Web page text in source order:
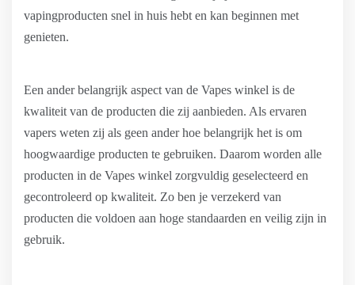
vapingproducten snel in huis hebt en kan beginnen met
genieten.
Een ander belangrijk aspect van de Vapes winkel is de
kwaliteit van de producten die zij aanbieden. Als ervaren
vapers weten zij als geen ander hoe belangrijk het is om
hoogwaardige producten te gebruiken. Daarom worden alle
producten in de Vapes winkel zorgvuldig geselecteerd en
gecontroleerd op kwaliteit. Zo ben je verzekerd van
producten die voldoen aan hoge standaarden en veilig zijn in
gebruik.